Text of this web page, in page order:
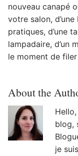
nouveau canapé
votre salon,
pratiques, d’une
lampadaire, d’un
le moment de
About the
blog,
je